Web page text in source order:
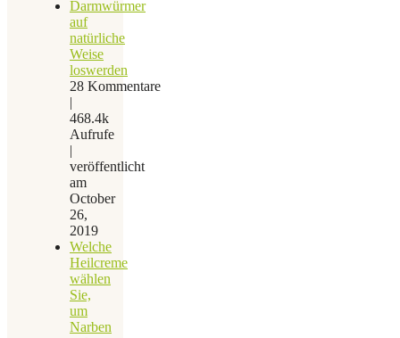
Darmwürmer
auf
natürliche
Weise
loswerden
28 Kommentare
|
468.4k
Aufrufe
|
veröffentlicht
am
October
26,
2019
Welche
Heilcreme
wählen
Sie,
um
Narben